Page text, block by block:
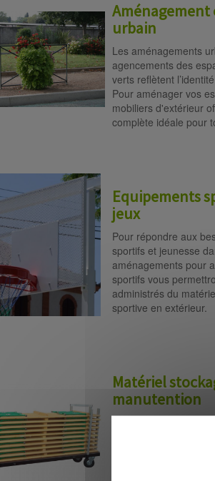
Aménagement
urbain
Les aménagements
agencements des
verts reflètent
Pour aménager vos
mobiliers d'extérieur
complète idéale pour
Equipements
jeux
Pour répondre aux
sportifs et jeunesse
aménagements pour
sportifs vous
administrés du
sportive en extérieur.
Matériel
manutention